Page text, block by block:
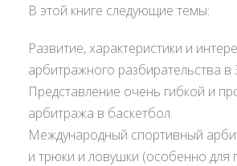
В этой книге следующие темы:
Развитие, характеристики и
арбитражного разбирательства в
Представление очень гибкой и
арбитража в баскетбол.
Международный спортивный
и трюки и ловушки (особенно для